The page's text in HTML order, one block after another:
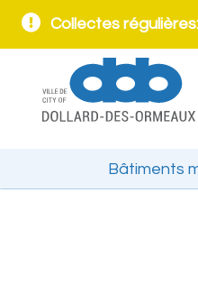
Collectes
Bâtiments